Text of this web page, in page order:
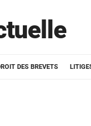
DES BREVETS